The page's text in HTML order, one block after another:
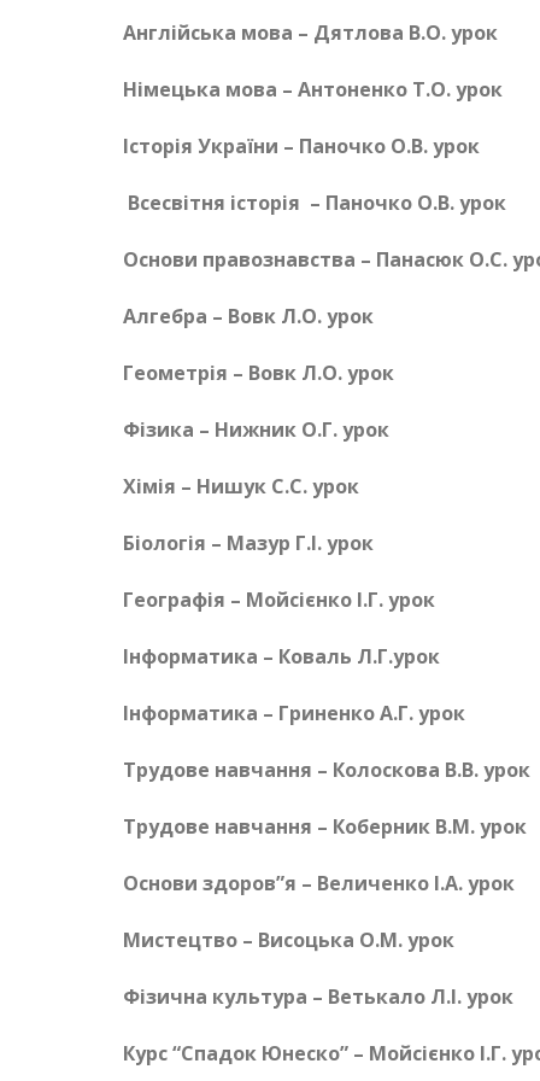
Англійська мова – Дятлова В.О. урок
Німецька мова – Антоненко Т.О. урок
Історія України – Паночко О.В. урок
Всесвітня історія – Паночко О.В. урок
Основи правознавства – Панасюк О.С.
Алгебра – Вовк Л.О. урок
Геометрія – Вовк Л.О. урок
Фізика – Нижник О.Г. урок
Хімія – Нишук С.С. урок
Біологія – Мазур Г.І. урок
Географія – Мойсієнко І.Г. урок
Інформатика – Коваль Л.Г.урок
Інформатика – Гриненко А.Г. урок
Трудове навчання – Колоскова В.В. урок
Трудове навчання – Коберник В.М. урок
Основи здоров”я – Величенко І.А. урок
Мистецтво – Висоцька О.М. урок
Фізична культура – Ветькало Л.І. урок
Курс “Спадок Юнеско” – Мойсієнко І.Г.